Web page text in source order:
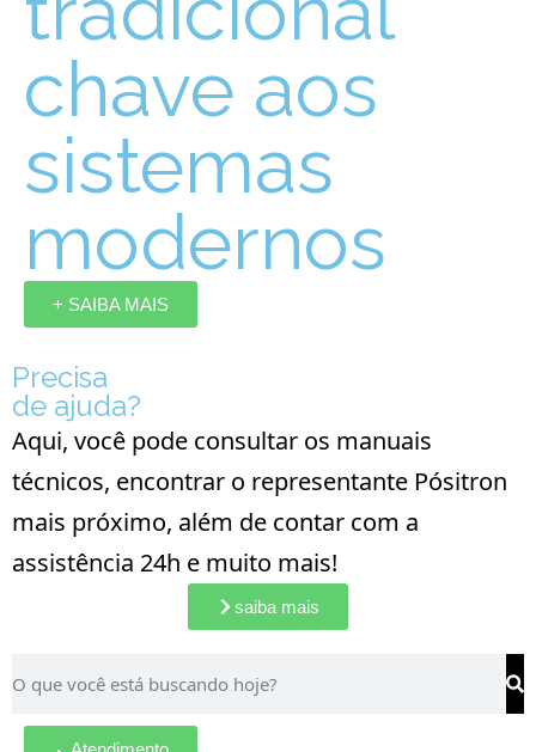
chave aos
sistemas
modernos
+ SAIBA MAIS
Precisa
de ajuda?
Aqui, você pode consultar os manuais
técnicos, encontrar o representante Pósitron
mais próximo, além de contar com a
assistência 24h e muito mais!
saiba mais